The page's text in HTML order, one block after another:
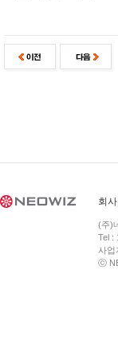
회
(주)
Tel :
사
ⓒ